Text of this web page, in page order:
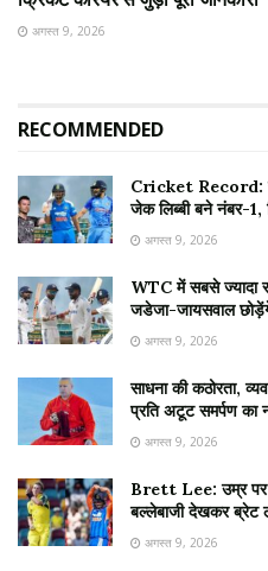
अगस्त 9, 2026
RECOMMENDED
Cricket Record:
जेक लिब्बी बने नंबर-1,
अगस्त 9, 2026
WTC में सबसे ज्यादा
जडेजा-जायसवाल
अगस्त 9, 2026
साधना की कठोरता,
प्रति अटूट समर्पण का
अगस्त 9, 2026
Brett Lee: उम्र पर
बल्लेबाजी देखकर ब्रेट
अगस्त 9, 2026